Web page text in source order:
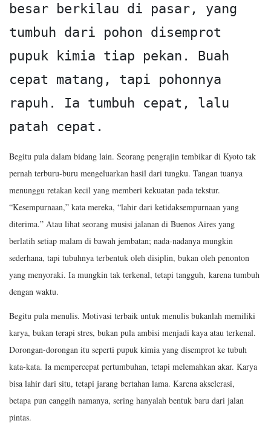
besar berkilau di pasar, yang
tumbuh dari pohon disemprot
pupuk kimia tiap pekan. Buah
cepat matang, tapi pohonnya
rapuh. Ia tumbuh cepat, lalu
patah cepat.
Begitu pula dalam bidang lain. Seorang pengrajin tembikar di Kyoto tak
pernah terburu-buru mengeluarkan hasil dari tungku. Tangan tuanya
menunggu retakan kecil yang memberi kekuatan pada tekstur.
“Kesempurnaan,” kata mereka, “lahir dari ketidaksempurnaan yang
diterima.” Atau lihat seorang musisi jalanan di Buenos Aires yang
berlatih setiap malam di bawah jembatan; nada-nadanya mungkin
sederhana, tapi tubuhnya terbentuk oleh disiplin, bukan oleh penonton
yang menyoraki. Ia mungkin tak terkenal, tetapi tangguh, karena tumbuh
dengan waktu.
Begitu pula menulis. Motivasi terbaik untuk menulis bukanlah memiliki
karya, bukan terapi stres, bukan pula ambisi menjadi kaya atau terkenal.
Dorongan-dorongan itu seperti pupuk kimia yang disemprot ke tubuh
kata-kata. Ia mempercepat pertumbuhan, tetapi melemahkan akar. Karya
bisa lahir dari situ, tetapi jarang bertahan lama. Karena akselerasi,
betapa pun canggih namanya, sering hanyalah bentuk baru dari jalan
pintas.